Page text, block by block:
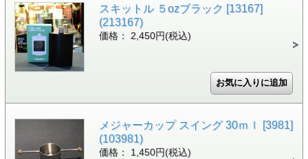
スキットル ５ozブラック [13167]
(213167)
価格： 2,450円(税込)
メジャーカップ スイング 30ｍｌ [3981]
(103981)
価格： 1,450円(税込)